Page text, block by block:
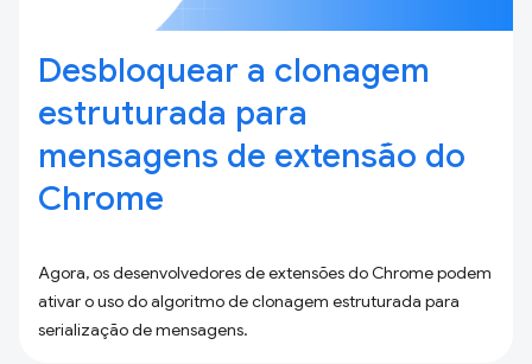
Desbloquear a clonagem
estruturada para
mensagens de extensão do
Chrome
Agora, os desenvolvedores de extensões do Chrome podem
ativar o uso do algoritmo de clonagem estruturada para
serialização de mensagens.